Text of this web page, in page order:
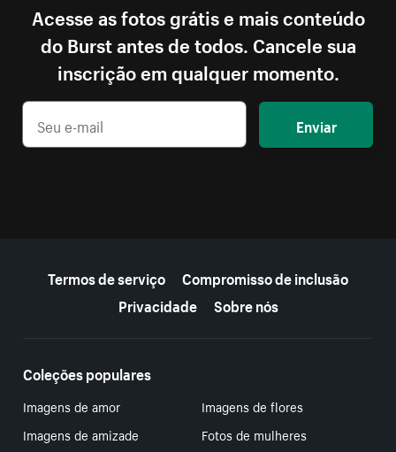
Acesse as fotos grátis e mais conteúdo
do Burst antes de todos. Cancele sua
inscrição em qualquer momento.
Enviar
Termos de serviço
Compromisso de inclusão
Privacidade
Sobre nós
Coleções populares
Imagens de amor
Imagens de flores
Imagens de amizade
Fotos de mulheres